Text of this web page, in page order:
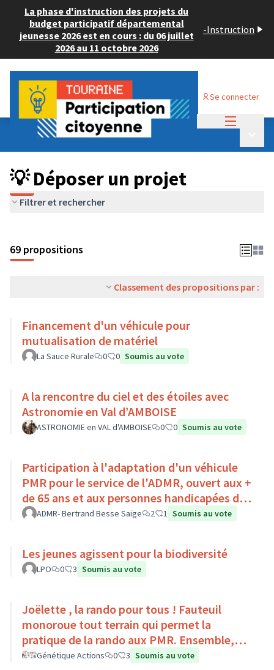
La phase d'instruction des projets du
budget participatif départemental
jeunesse 2026 est en cours : du 06 juillet
2026 au 11 octobre 2026
-Instruction
Se connecter
Budget Participatif ADULTE 2024
💡 Déposer un projet
💡 Déposer un projet
Filtrer et rechercher
69 propositions
Classement des propositions par :
Financement d'un véhicule pour
mutualisation de matériel
La Sauce Rurale 0 0 Soumis au vote
A la rencontre du ciel et des étoiles avec
Astronomie en Val d’AMBOISE
ASTRONOMIE en VAL d'AMBOISE 0 0 Soumis au vote
Participation à l'adaptation d'un véhicule
PMR pour le service de l'ADMR, ouvert aux +
de 65 ans et aux personnes handicapées du
Pays Loire-Touraine.
ADMR- Bertrand Besse Saige 2 1 Soumis au vote
Les jeunes agissent pour la biodiversité
LPO 0 3 Soumis au vote
Joëlette , la rando pour tous ! Fauteuil
monoroue tout terrain qui permet la
pratique de la rando aux PMR. Ensemble,
faisons du sport :)
Génétique Actions 0 3 Soumis au vote